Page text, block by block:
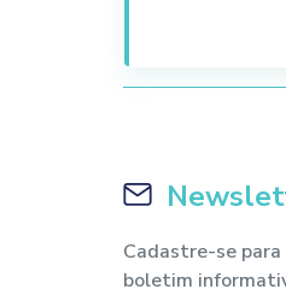
As
Para ter
acesso à
de som/
Cadastre-se para
boletim